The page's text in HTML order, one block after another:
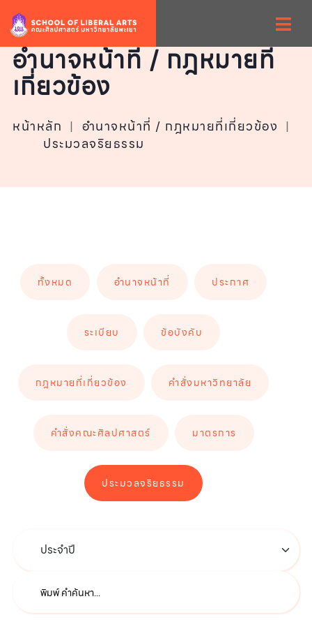
อำนาจหน้าที่ / กฎหมายที่
เกี่ยวข้อง
หน้าหลัก | อำนาจหน้าที่ / กฎหมายที่เกี่ยวข้อง |
ประมวลจริยธรรม
ทั้งหมด อำนาจหน้าที่ ประกาศ
ระเบียบ ข้อบังคับ
กฎหมายที่เกี่ยวข้อง คำสั่งมหาวิทยาลัย
คำสั่งคณะศิลปศาสตร์ มาตรการ
ประมวลจริยธรรม